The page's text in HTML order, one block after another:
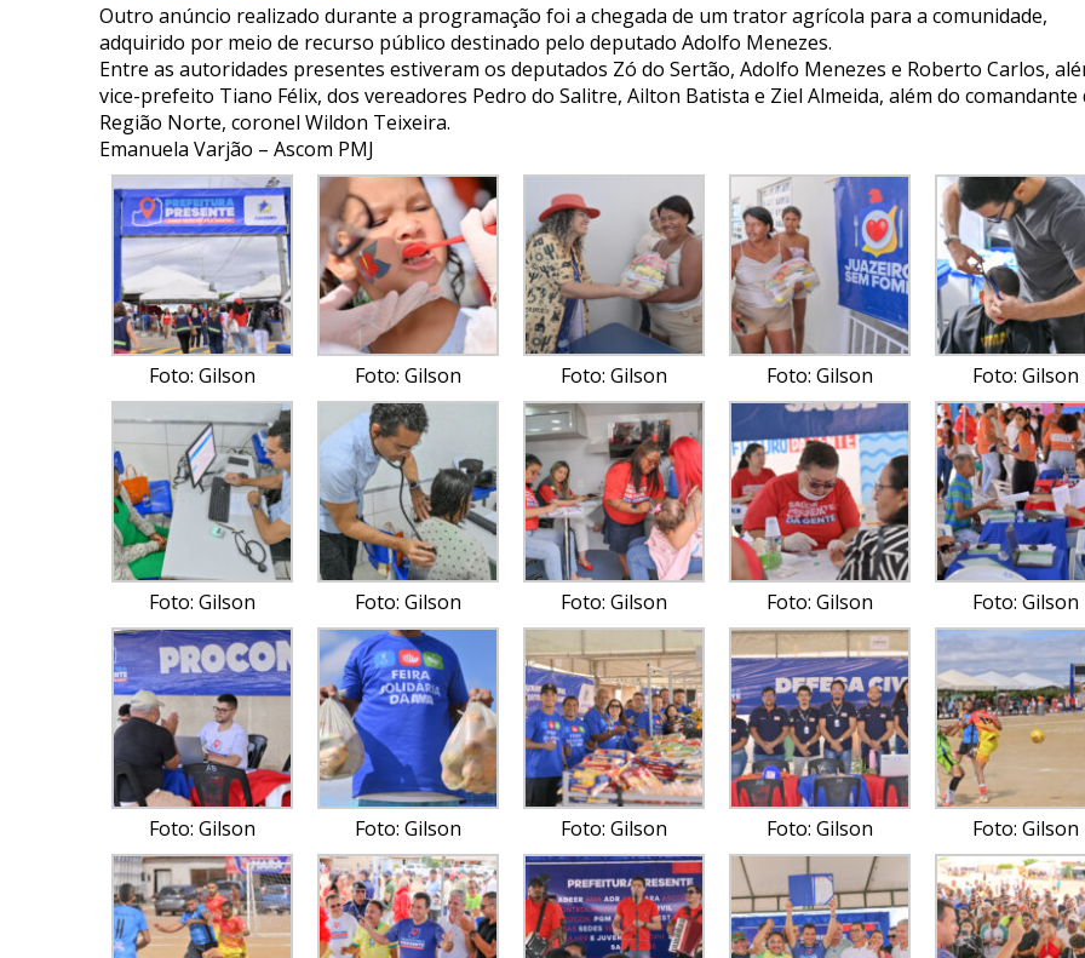
Outro anúncio realizado durante a programação foi a chegada de um trator agrícola para a comunidade,
adquirido por meio de recurso público destinado pelo deputado Adolfo Menezes.
Entre as autoridades presentes estiveram os deputados Zó do Sertão, Adolfo Menezes e Roberto Carlos,
vice-prefeito Tiano Félix, dos vereadores Pedro do Salitre, Ailton Batista e Ziel Almeida, além do comandante
Região Norte, coronel Wildon Teixeira.
Emanuela Varjão – Ascom PMJ
Foto: Gilson Foto: Gilson Foto: Gilson Foto: Gilson Foto: Gilson
Foto: Gilson Foto: Gilson Foto: Gilson Foto: Gilson Foto: Gilson
Foto: Gilson Foto: Gilson Foto: Gilson Foto: Gilson Foto: Gilson